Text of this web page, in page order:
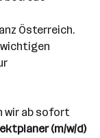
Österreich.
wir ab sofort
(m/w/d)